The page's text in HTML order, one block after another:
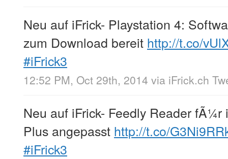
Neu auf iFrick- Playstation 4:
zum Download bereit http://t.co/
#iFrick3
12:52 PM, Oct 29th, 2014 via iFrick.ch
Neu auf iFrick- Feedly Reader
Plus angepasst http://t.co/
#iFrick3